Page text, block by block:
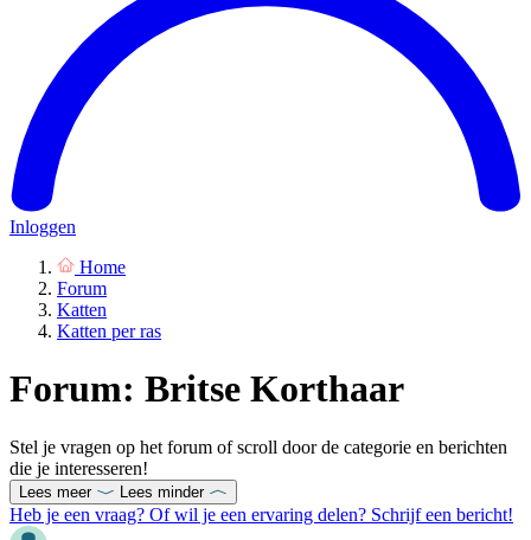
Inloggen
Home
Forum
Katten
Katten per ras
Forum: Britse Korthaar
Stel je vragen op het forum of scroll door de categorie en berichten
die je interesseren!
Lees meer Lees minder
Heb je een vraag? Of wil je een ervaring delen? Schrijf een bericht!